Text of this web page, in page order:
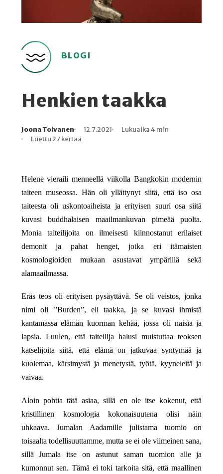
BLOGI
Henkien taakka
Kirjoittaja
Joona Toivanen
Julkaistu
12.7.2021
Lukuaika
Lukuaika 4 min
Lukukertoja
Luettu 27 kertaa
Helene vieraili menneellä viikolla Bangkokin modernin
taiteen museossa. Hän oli yllättynyt siitä, että iso osa
taiteesta oli uskontoaiheista ja erityisen suuri osa siitä
kuvasi buddhalaisen maailmankuvan pimeää puolta.
Monia taiteilijoita on ilmeisesti kiinnostanut erilaiset
demonit ja pahat henget, jotka eri itämaisten
kosmologioiden mukaan asustavat ympärillä sekä
alamaailmassa.
Eräs teos oli erityisen pysäyttävä. Se oli veistos, jonka
nimi oli ”Burden”, eli taakka, ja se kuvasi ihmistä
kantamassa elämän kuorman kehää, jossa oli naisia ja
lapsia. Luulen, että taiteilija halusi muistuttaa teoksen
katselijoita siitä, että elämä on jatkuvaa syntymää ja
kuolemaa, kärsimystä ja menetystä, työtä, kyyneleitä ja
vaivaa.
Aloin pohtia tätä asiaa, sillä en ole itse kokenut, että
kristillinen kosmologia kokonaisuutena olisi näin
uhkaava. Jumalan Aadamille julistama tuomio on
toisaalta todellisuuttamme, mutta se ei ole viimeinen sana,
sillä Jumala itse on astunut saman tuomion alle ja
kumonnut sen. Tämä ei toki tarkoita sitä, että maallinen